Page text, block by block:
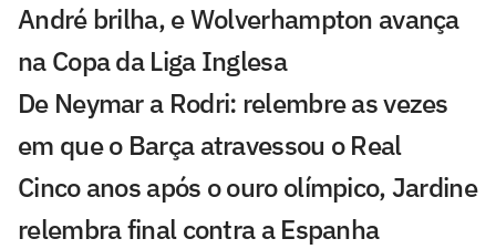
André brilha, e Wolverhampton avança
na Copa da Liga Inglesa
De Neymar a Rodri: relembre as vezes
em que o Barça atravessou o Real
Cinco anos após o ouro olímpico, Jardine
relembra final contra a Espanha